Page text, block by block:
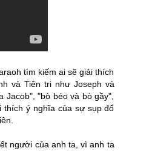
tìm kiếm ai sẽ giải thích
và Tiên tri như Joseph và
"bò béo và bò gầy",
thích ý nghĩa của sự sụp đổ
người của anh ta, vì anh ta